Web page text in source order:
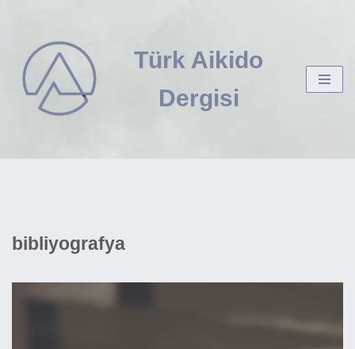
İçeriğe
geç
Türk Aikido
Dergisi
bibliyografya